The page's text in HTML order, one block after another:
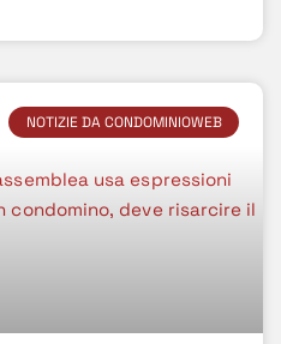
NOTIZIE DA CONDOMINIOWEB